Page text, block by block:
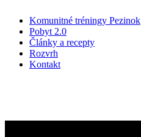
Komunitné tréningy Pezinok
Pobyt 2.0
Články a recepty
Rozvrh
Kontakt